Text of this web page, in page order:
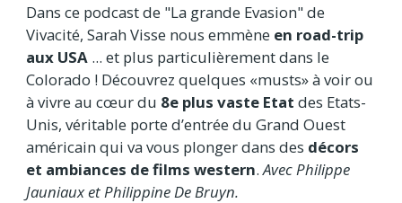
Dans ce podcast de "La grande Evasion" de
Vivacité, Sarah Visse nous emmène en road-trip
aux USA ... et plus particulièrement dans le
Colorado ! Découvrez quelques «musts» à voir ou
à vivre au cœur du 8e plus vaste Etat des Etats-
Unis, véritable porte d’entrée du Grand Ouest
américain qui va vous plonger dans des décors
et ambiances de films western.Avec Philippe
Jauniaux et Philippine De Bruyn.